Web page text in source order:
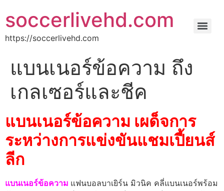
soccerlivehd.com
https://soccerlivehd.com
แบนเนอร์ข้อความ ถึง
เกลเซอร์และชีค
แบนเนอร์ข้อความ เผด็จการ
ระหว่างการแข่งขันแชมเปี้ยนส์
ลีก
แบนเนอร์ข้อความ แฟนบอลบาเยิร์น มิวนิค คลี่แบนเนอร์พร้อม